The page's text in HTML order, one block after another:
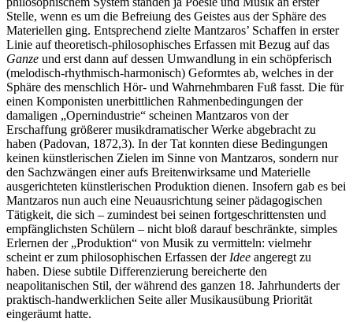
Stelle, wenn es um die Befreiung des Geistes aus der Sphäre des
Materiellen ging. Entsprechend zielte Mantzaros’ Schaffen in erster
Linie auf theoretisch-philosophisches Erfassen mit Bezug auf das
Ganze und erst dann auf dessen Umwandlung in ein schöpferisch
(melodisch-rhythmisch-harmonisch) Geformtes ab, welches in der
Sphäre des menschlich Hör- und Wahrnehmbaren Fuß fasst. Die für
einen Komponisten unerbittlichen Rahmenbedingungen der
damaligen „Opernindustrie“ scheinen Mantzaros von der
Erschaffung größerer musikdramatischer Werke abgebracht zu
haben (Padovan, 1872,3). In der Tat konnten diese Bedingungen
keinen künstlerischen Zielen im Sinne von Mantzaros, sondern nur
den Sachzwängen einer aufs Breitenwirksame und Materielle
ausgerichteten künstlerischen Produktion dienen. Insofern gab es bei
Mantzaros nun auch eine Neuausrichtung seiner pädagogischen
Tätigkeit, die sich – zumindest bei seinen fortgeschrittensten und
empfänglichsten Schülern – nicht bloß darauf beschränkte, simples
Erlernen der „Produktion“ von Musik zu vermitteln: vielmehr
scheint er zum philosophischen Erfassen der Idee angeregt zu
haben. Diese subtile Differenzierung bereicherte den
neapolitanischen Stil, der während des ganzen 18. Jahrhunderts der
praktisch-handwerklichen Seite aller Musikausübung Priorität
eingeräumt hatte.